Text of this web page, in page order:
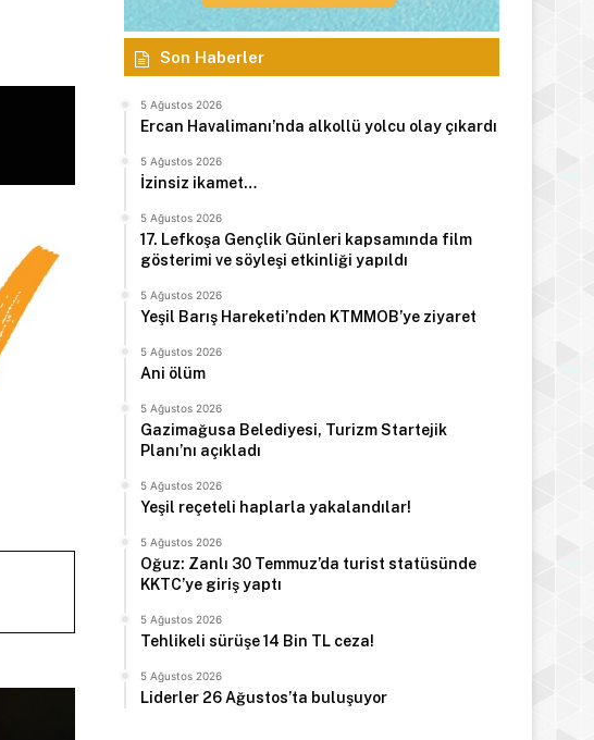
Son Haberler
5 Ağustos 2026
Ercan Havalimanı’nda alkollü yolcu olay çıkardı
5 Ağustos 2026
İzinsiz ikamet…
5 Ağustos 2026
17. Lefkoşa Gençlik Günleri kapsamında film
gösterimi ve söyleşi etkinliği yapıldı
5 Ağustos 2026
Yeşil Barış Hareketi’nden KTMMOB’ye ziyaret
5 Ağustos 2026
Ani ölüm
5 Ağustos 2026
Gazimağusa Belediyesi, Turizm Startejik
Planı’nı açıkladı
5 Ağustos 2026
Yeşil reçeteli haplarla yakalandılar!
5 Ağustos 2026
Oğuz: Zanlı 30 Temmuz’da turist statüsünde
KKTC’ye giriş yaptı
5 Ağustos 2026
Tehlikeli sürüşe 14 Bin TL ceza!
5 Ağustos 2026
Liderler 26 Ağustos’ta buluşuyor